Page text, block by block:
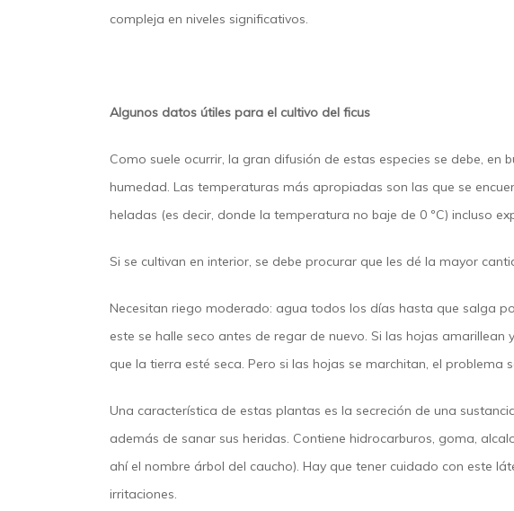
compleja en niveles significativos.
Algunos datos útiles para el cultivo del ficus
Como suele ocurrir, la gran difusión de estas especies se debe,
humedad. Las temperaturas más apropiadas son las que se
heladas (es decir, donde la temperatura no baje de 0 ºC) incluso
Si se cultivan en interior, se debe procurar que les dé la mayor
Necesitan riego moderado: agua todos los días hasta que salga
este se halle seco antes de regar de nuevo. Si las hojas
que la tierra esté seca. Pero si las hojas se marchitan, el problema
Una característica de estas plantas es la secreción de una
además de sanar sus heridas. Contiene hidrocarburos, goma,
ahí el nombre árbol del caucho). Hay que tener cuidado con este
irritaciones.